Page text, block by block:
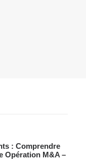
: Comprendre
Opération M&A –